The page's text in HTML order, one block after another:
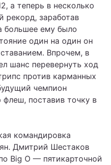
а теперь в несколько
рекорд, заработав
большее ему было
один на один он
Впрочем, в
шанс перевернуть ход
против карманных
чемпион
флеш, поставив точку в
командировка
Дмитрий Шестаков
Big O — пятикарточной